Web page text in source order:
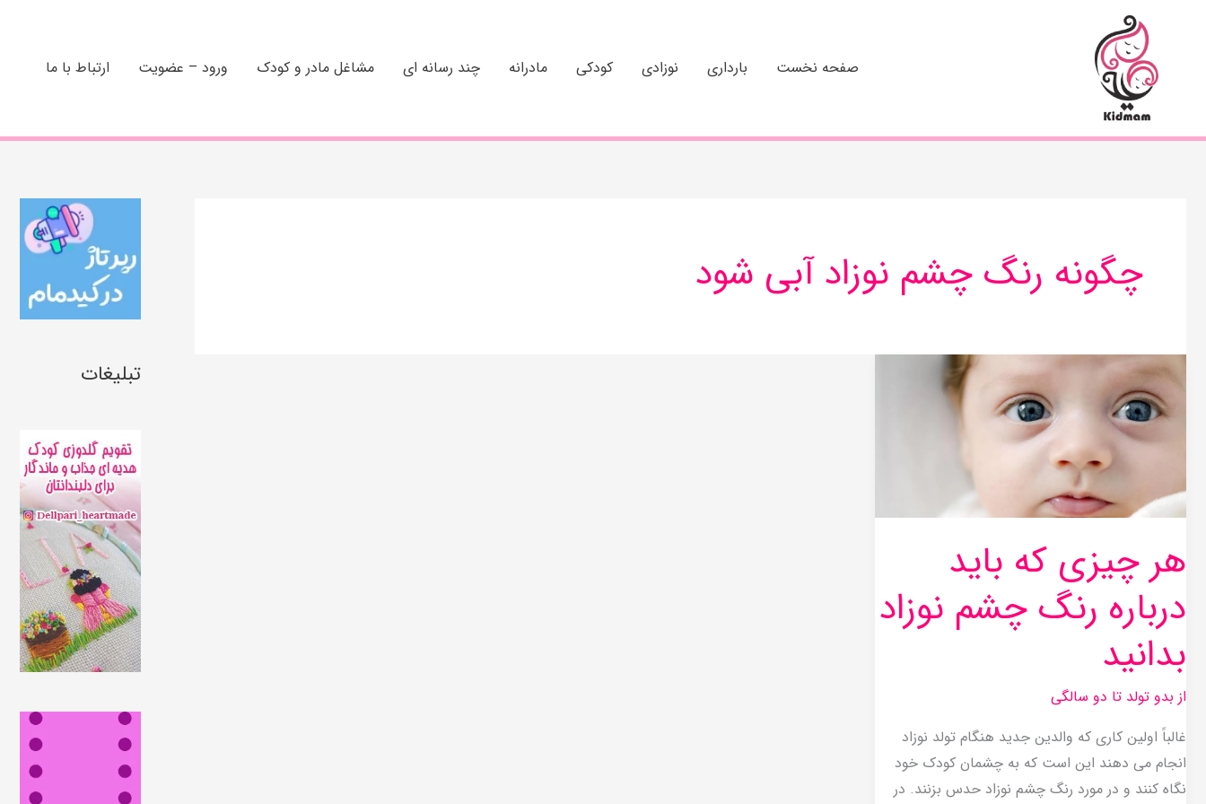
صفحه نخست بارداری نوزادی کودکی مادرانه چند رسانه ای مشاغل مادر و کودک ورود – عضویت ارتباط با ما
چگونه رنگ چشم نوزاد آبی شود
هر چیزی که باید
درباره رنگ چشم نوزاد
بدانید
از بدو تولد تا دو سالگی
غالباً اولین کاری که والدین جدید هنگام تولد نوزاد
انجام می دهند این است که به چشمان کودک خود
نگاه کنند و در مورد رنگ چشم نوزاد حدس بزنند. در
هر
چیزی
رنگ
چشم
نوزاد
بدانید
تبلیغات